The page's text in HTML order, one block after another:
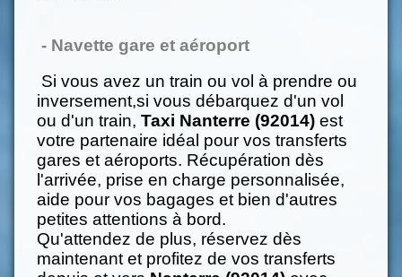
- Navette gare et aéroport
Si vous avez un train ou vol à prendre ou
inversement,si vous débarquez d'un vol
ou d'un train,Taxi Nanterre (92014) est
votre partenaire idéal pour vos transferts
gares et aéroports. Récupération dès
l'arrivée, prise en charge personnalisée,
aide pour vos bagages et bien d'autres
petites attentions à bord.
Qu'attendez de plus, réservez dès
maintenant et profitez de vos transferts